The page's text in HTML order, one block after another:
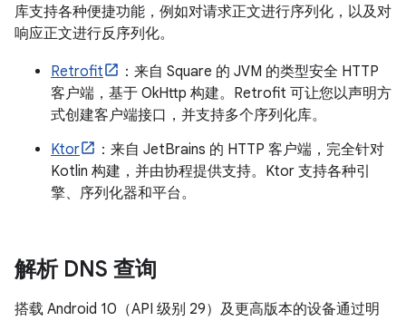
库支持各种便捷功能，例如对请求正文进行序列化，以及对
响应正文进行反序列化。
Retrofit
：来自 Square 的 JVM 的类型安全 HTTP
客户端，基于 OkHttp 构建。Retrofit 可让您以声明方
式创建客户端接口，并支持多个序列化库。
Ktor
：来自 JetBrains 的 HTTP 客户端，完全针对
Kotlin 构建，并由协程提供支持。Ktor 支持各种引
擎、序列化器和平台。
解析 DNS 查询
搭载 Android 10（API 级别 29）及更高版本的设备通过明